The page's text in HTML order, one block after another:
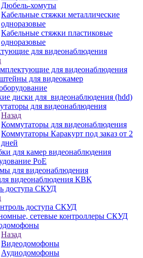
Дюбель-хомуты
Кабельные стяжки металлические
одноразовые
Кабельные стяжки пластиковые
одноразовые
для видеонаблюдения
для видеонаблюдения
для видеокамер
диски для_видеонаблюдения (hdd)
для видеонаблюдения
Назад
Коммутаторы для видеонаблюдения
Коммутаторы Каракурт под заказ от 2
дней
для камер видеонаблюдения
PoE
для видеонаблюдения
видеонаблюдения КВК
доступа СКУД
доступа СКУД
сетевые контроллеры СКУД
Назад
Видеодомофоны
Аудиодомофоны